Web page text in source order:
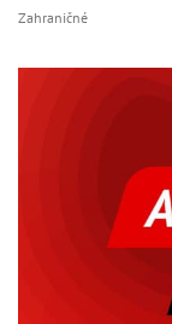
Zahraničné